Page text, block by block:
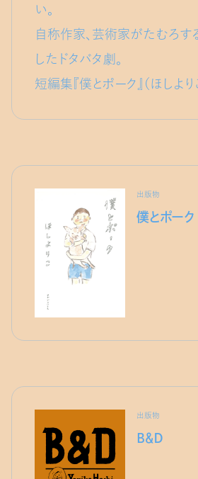
い。
自称作家、芸術家がたむろす
したドタバタ劇。
短編集『僕とポーク』（ほしよ
出版物
僕とポーク
出版物
Ｂ＆Ｄ